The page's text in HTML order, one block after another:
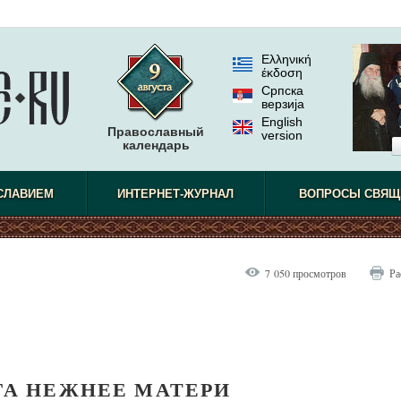
Православный
календарь
Ελληνική
έκδοση
Српска
верзиjа
English
version
ИНТЕРНЕТ-ЖУРНАЛ ВОПРОСЫ
7 050 просмотров
НЕЖНЕЕ МАТЕРИ